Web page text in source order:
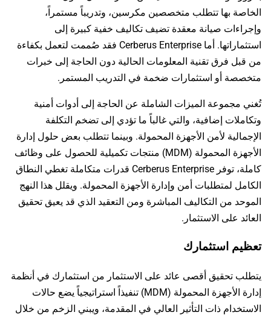
الخاصة بها تتطلب متخصصين مكرسين، وتدريباً مستمراً،
وإجراءات صيانة معقدة تضيف تكاليف خفية كبيرة إلى
استثماراتها. أما Cerberus Enterprise فقد صُممت لتعمل بكفاءة
من قبل فرق تقنية المعلومات الحالية دون الحاجة إلى خبرات
متخصصة أو استثمارات ضخمة في التدريب المستمر.
تُغني مجموعة الميزات الشاملة عن الحاجة إلى أدوات أمنية
وتكاملات إضافية، والتي غالباً ما تؤدي إلى تضخم التكلفة
الإجمالية لأمن الأجهزة المحمولة. وبينما تتطلب بعض حلول إدارة
الأجهزة المحمولة (MDM) منتجات تكميلية للحصول على وظائف
كاملة، توفر Cerberus Enterprise قدرات متكاملة تغطي النطاق
الكامل لمتطلبات أمن وإدارة الأجهزة المحمولة. ويقلل هذا النهج
الموحد من التكاليف المباشرة ومن التعقيد الذي قد يعيق تحقيق
العائد على الاستثمار.
تعظيم استثمارك
يتطلب تحقيق أقصى عائد على الاستثمار من استثمارك في أنظمة
إدارة الأجهزة المحمولة (MDM) تنفيذاً استراتيجياً يضع حالات
الاستخدام ذات التأثير العالي في المقدمة، ويبني الزخم من خلال